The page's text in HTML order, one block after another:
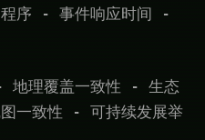
序 - 事件响应时间 -
地理覆盖一致性 - 生态
一致性 - 可持续发展举